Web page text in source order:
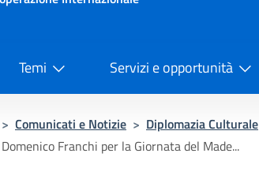
Temi Servizi e opportunità
> Comunicati e Notizie > Diplomazia Culturale
Franchi per la Giornata del Made...